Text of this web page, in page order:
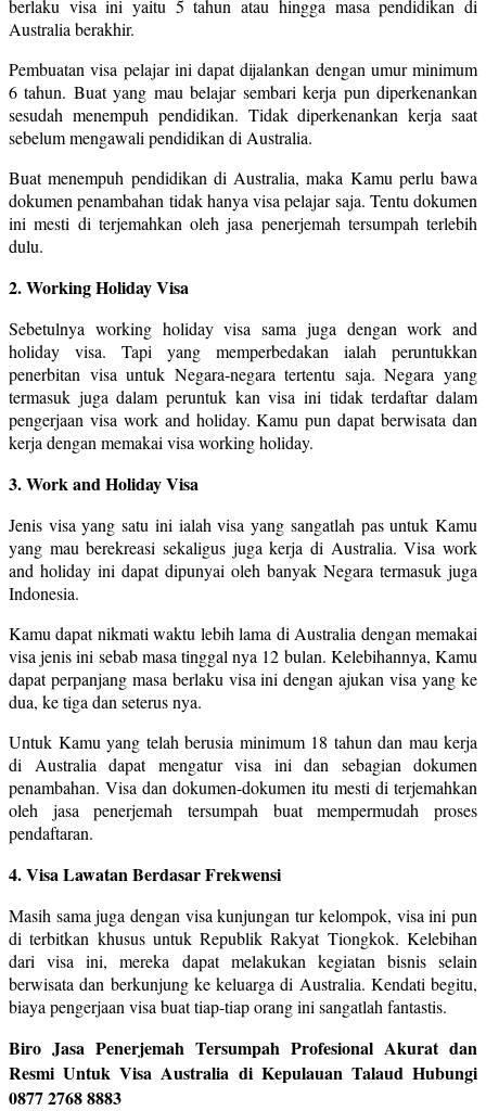
berlaku visa ini yaitu 5 tahun atau hingga masa pendidikan di
Australia berakhir.
Pembuatan visa pelajar ini dapat dijalankan dengan umur minimum
6 tahun. Buat yang mau belajar sembari kerja pun diperkenankan
sesudah menempuh pendidikan. Tidak diperkenankan kerja saat
sebelum mengawali pendidikan di Australia.
Buat menempuh pendidikan di Australia, maka Kamu perlu bawa
dokumen penambahan tidak hanya visa pelajar saja. Tentu dokumen
ini mesti di terjemahkan oleh jasa penerjemah tersumpah terlebih
dulu.
2. Working Holiday Visa
Sebetulnya working holiday visa sama juga dengan work and
holiday visa. Tapi yang memperbedakan ialah peruntukkan
penerbitan visa untuk Negara-negara tertentu saja. Negara yang
termasuk juga dalam peruntuk kan visa ini tidak terdaftar dalam
pengerjaan visa work and holiday. Kamu pun dapat berwisata dan
kerja dengan memakai visa working holiday.
3. Work and Holiday Visa
Jenis visa yang satu ini ialah visa yang sangatlah pas untuk Kamu
yang mau berekreasi sekaligus juga kerja di Australia. Visa work
and holiday ini dapat dipunyai oleh banyak Negara termasuk juga
Indonesia.
Kamu dapat nikmati waktu lebih lama di Australia dengan memakai
visa jenis ini sebab masa tinggal nya 12 bulan. Kelebihannya, Kamu
dapat perpanjang masa berlaku visa ini dengan ajukan visa yang ke
dua, ke tiga dan seterus nya.
Untuk Kamu yang telah berusia minimum 18 tahun dan mau kerja
di Australia dapat mengatur visa ini dan sebagian dokumen
penambahan. Visa dan dokumen-dokumen itu mesti di terjemahkan
oleh jasa penerjemah tersumpah buat mempermudah proses
pendaftaran.
4. Visa Lawatan Berdasar Frekwensi
Masih sama juga dengan visa kunjungan tur kelompok, visa ini pun
di terbitkan khusus untuk Republik Rakyat Tiongkok. Kelebihan
dari visa ini, mereka dapat melakukan kegiatan bisnis selain
berwisata dan berkunjung ke keluarga di Australia. Kendati begitu,
biaya pengerjaan visa buat tiap-tiap orang ini sangatlah fantastis.
Biro Jasa Penerjemah Tersumpah Profesional Akurat dan
Resmi Untuk Visa Australia di Kepulauan Talaud Hubungi
0877 2768 8883